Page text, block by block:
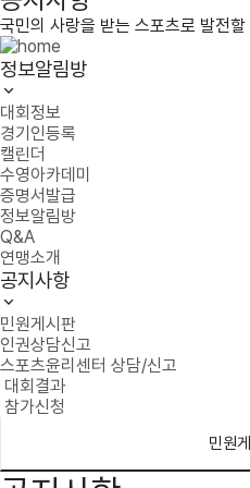
국민의 사랑을 받는 스포츠로 발전
정보알림방
대회정보
경기인등록
캘린더
수영아카데미
증명서발급
정보알림방
Q&A
연맹소개
공지사항
민원게시판
인권상담신고
스포츠윤리센터 상담/신고
대회결과
참가신청
민원